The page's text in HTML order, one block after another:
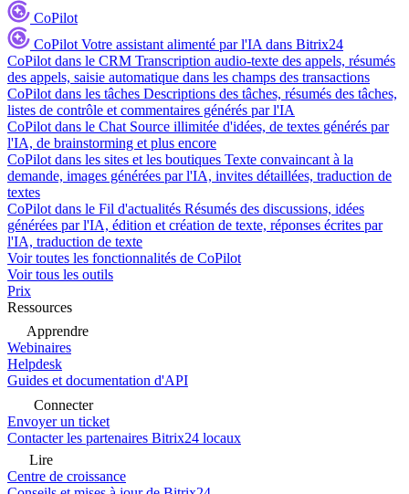
CoPilot
CoPilot Votre assistant alimenté par l'IA dans Bitrix24
CoPilot dans le CRM Transcription audio-texte des appels, résumés
des appels, saisie automatique dans les champs des transactions
CoPilot dans les tâches Descriptions des tâches, résumés des tâches,
listes de contrôle et commentaires générés par l'IA
CoPilot dans le Chat Source illimitée d'idées, de textes générés par
l'IA, de brainstorming et plus encore
CoPilot dans les sites et les boutiques Texte convaincant à la
demande, images générées par l'IA, invites détaillées, traduction de
textes
CoPilot dans le Fil d'actualités Résumés des discussions, idées
générées par l'IA, édition et création de texte, réponses écrites par
l'IA, traduction de texte
Voir toutes les fonctionnalités de CoPilot
Voir tous les outils
Prix
Ressources
Apprendre
Webinaires
Helpdesk
Guides et documentation d'API
Connecter
Envoyer un ticket
Contacter les partenaires Bitrix24 locaux
Lire
Centre de croissance